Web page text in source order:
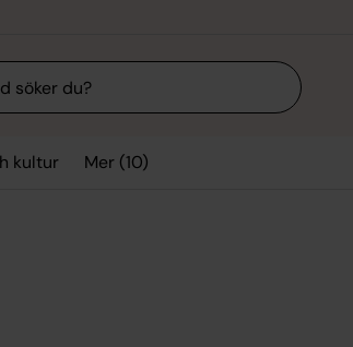
kultur Mer (10)